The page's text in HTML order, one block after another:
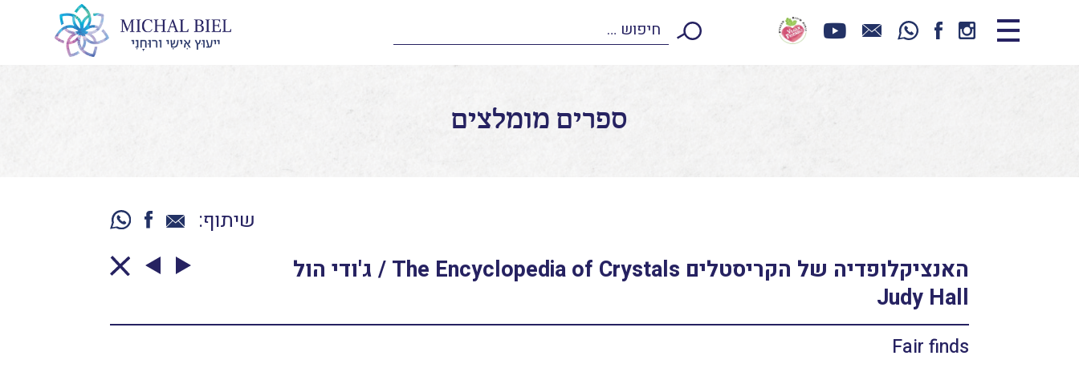
ספרים מומלצים
שיתוף:
האנציקלופדיה של הקריסטלים The Encyclopedia of Crystals / ג'ודי הול
Judy Hall
Fair finds